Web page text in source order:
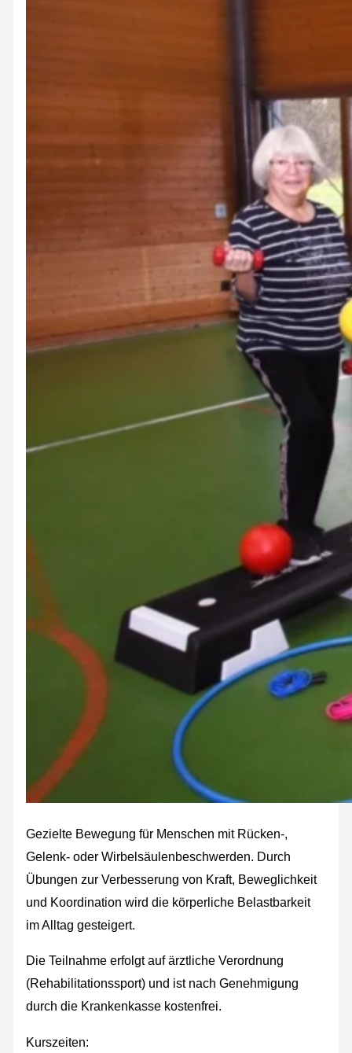
Gezielte Bewegung für Menschen mit Rücken-,
Gelenk- oder Wirbelsäulenbeschwerden. Durch
Übungen zur Verbesserung von Kraft, Beweglichkeit
und Koordination wird die körperliche Belastbarkeit
im Alltag gesteigert.
Die Teilnahme erfolgt auf ärztliche Verordnung
(Rehabilitationssport) und ist nach Genehmigung
durch die Krankenkasse kostenfrei.
Kurszeiten: